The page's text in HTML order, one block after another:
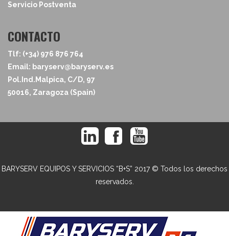
Servicio Postventa
CONTACTO
Tlf: (+34) 976 876 764
Email: baryserv@baryserv.es
Pol.Ind.Malpica, C/D, 97
50016, Zaragoza (Spain)
BARYSERV EQUIPOS Y SERVICIOS “B+S” 2017 © Todos los derechos
reservados.